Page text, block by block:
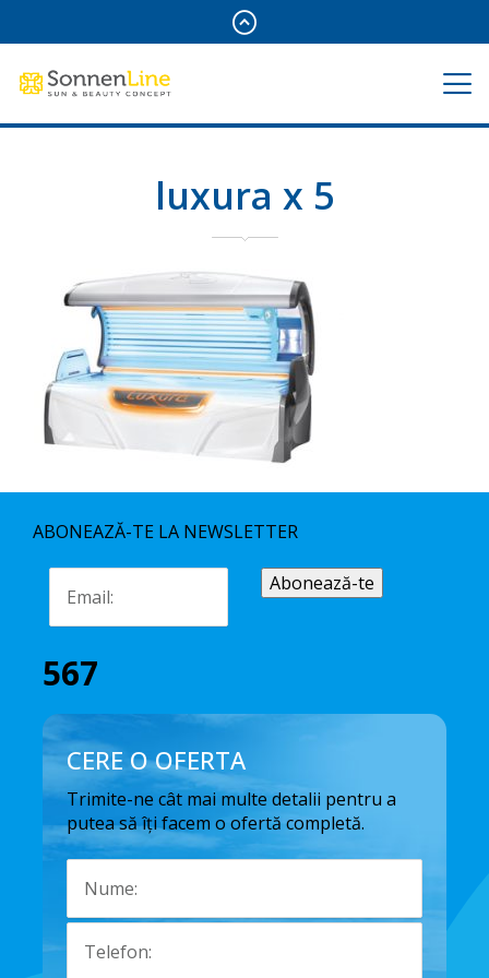
luxura x 5
ABONEAZĂ-TE LA NEWSLETTER
567
CERE O OFERTA
Trimite-ne cât mai multe detalii pentru a
putea să îți facem o ofertă completă.